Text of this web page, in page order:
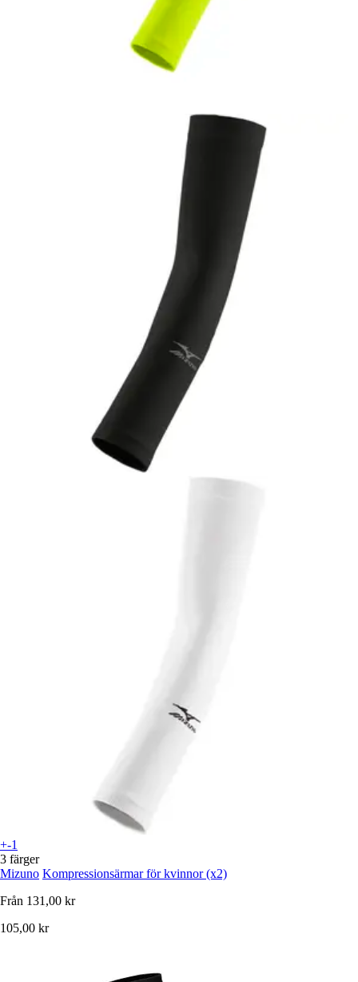
+-1
3 färger
Mizuno Kompressionsärmar för kvinnor (x2)
Från 131,00 kr
105,00 kr